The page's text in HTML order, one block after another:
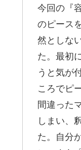
今回の『
のピース
然としな
た。最初
うと気が
ころでピ
間違った
しまい、
た。自分